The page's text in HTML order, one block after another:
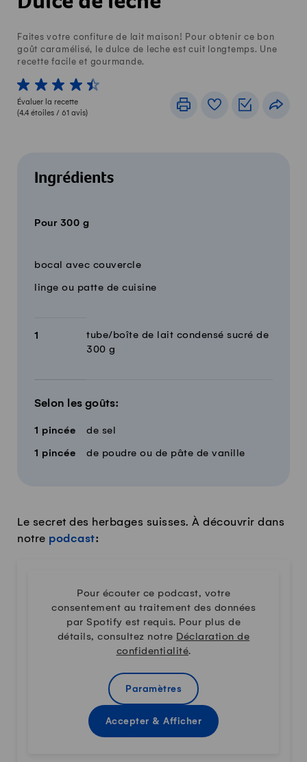
Faites votre confiture de lait maison! Pour obtenir ce bon
goût caramélisé, le dulce de leche est cuit longtemps. Une
recette facile et gourmande.
1 von 5 étoiles
2 von 5 étoiles
3 von 5 étoiles
4 von 5 étoiles
5 von 5 étoiles
Évaluer la recette
(4.4 étoiles / 61 avis)
ImprimerLivre de recettes
Listes de
Ingrédients
Pour 300 g
QuantitéIngrédients
bocal avec couvercle
linge ou patte de cuisine
1
tube/boîte de lait condensé sucré de
300 g
Selon les goûts:
1 pincée de sel
1 pincée de poudre ou de pâte de vanille
Le secret des herbages suisses. À découvrir dans
notre podcast:
Pour écouter ce podcast, votre
consentement au traitement des données
par Spotify est requis. Pour plus de
détails, consultez notre Déclaration de
confidentialité.
Paramètres
Accepter & Afficher